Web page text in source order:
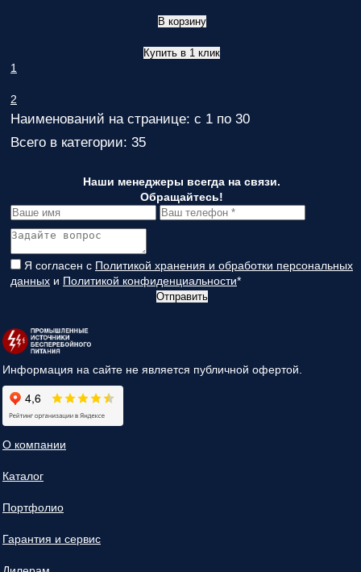
В корзину
Купить в 1 клик
1
2
Наименований на странице: с 1 по 30
Всего в категории: 35
Наши менеджеры всегда на связи.
Обращайтесь!
Я согласен с Политикой хранения и обработки персональных
данных и Политикой конфиденциальности*
Отправить
Информация на сайте не является публичной офертой.
О компании
Каталог
Портфолио
Гарантия и сервис